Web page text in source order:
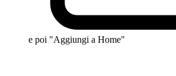
e poi "Aggiungi a Home"